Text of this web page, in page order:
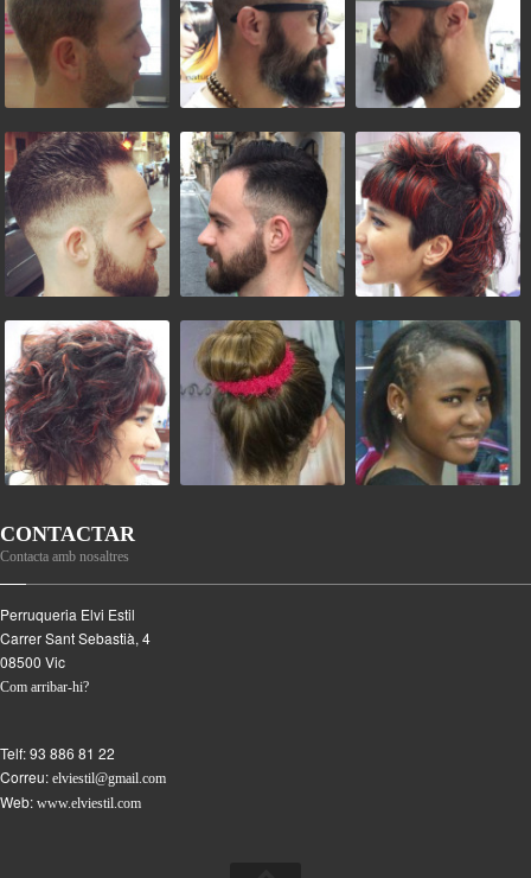
CONTACTAR
Contacta amb nosaltres
Perruqueria Elvi Estil
Carrer Sant Sebastià, 4
08500 Vic
Com arribar-hi?
Telf:93 886 81 22
Correu: elviestil@gmail.com
Web: www.elviestil.com